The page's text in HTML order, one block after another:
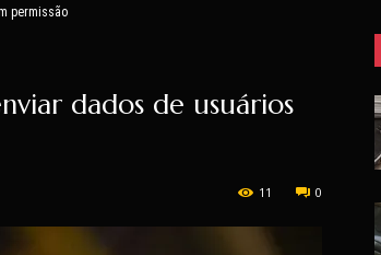
permissão
dados de usuários
0
11